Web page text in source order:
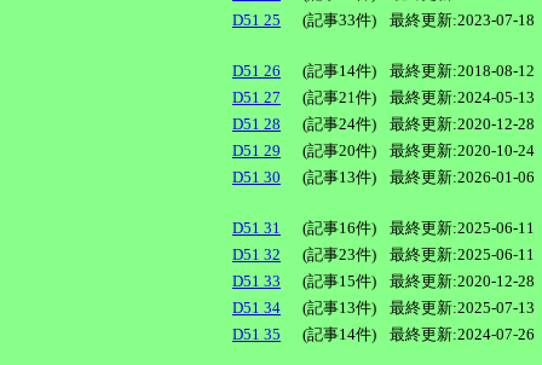
D51 25
(記事33件) 最終更新:2023-07-18
D51 26 (記事14件)
最終更新:2018-08-12
D51 27
(記事21件)
最終更新:2024-05-13
D51 28
(記事24件)
最終更新:2020-12-28
D51 29
(記事20件)
最終更新:2020-10-24
D51 30
(記事13件) 最終更新:2026-01-06
D51 31 (記事16件)
最終更新:2025-06-11
D51 32
(記事23件)
最終更新:2025-06-11
D51 33
(記事15件)
最終更新:2020-12-28
D51 34
(記事13件)
最終更新:2025-07-13
D51 35
(記事14件) 最終更新:2024-07-26